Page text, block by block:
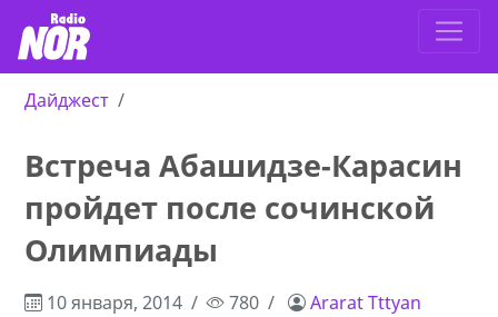
Дайджест
Встреча Абашидзе-Карасин
пройдет после сочинской
Олимпиады
10 января, 2014 780 Ararat Tttyan